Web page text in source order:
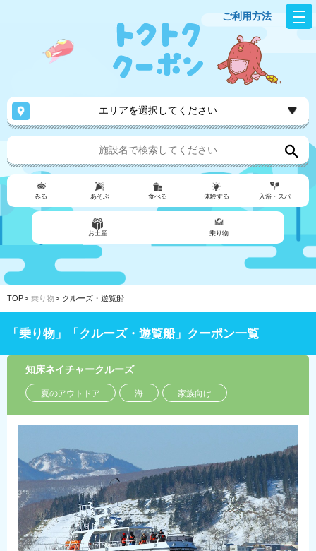
ご利用方法
エリアを選択してください
みる あそぶ 食べる 体験する 入浴・スパ
お土産 乗り物
TOP 乗り物 クルーズ・遊覧船
「乗り物」「クルーズ・遊覧船」クーポン一覧
知床ネイチャークルーズ
夏のアウトドア 海 家族向け